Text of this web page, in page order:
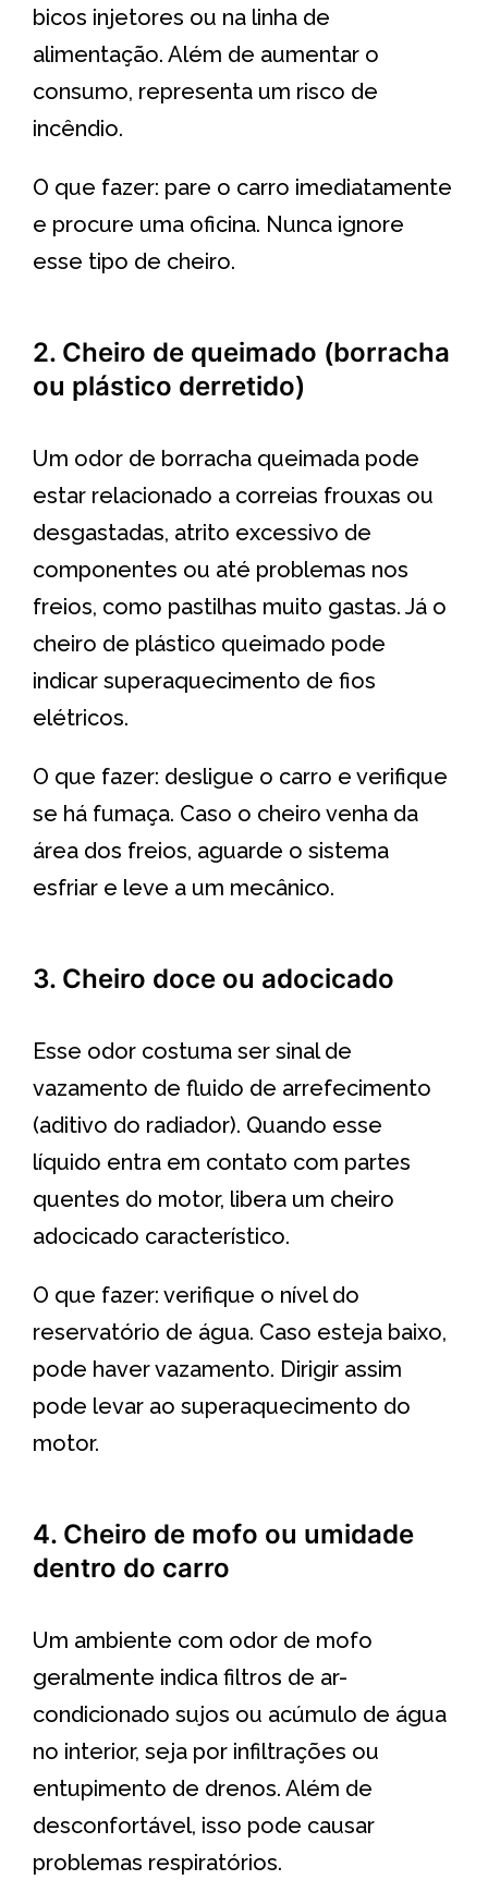
bicos injetores ou na linha de
alimentação. Além de aumentar o
consumo, representa um risco de
incêndio.
O que fazer: pare o carro imediatamente
e procure uma oficina. Nunca ignore
esse tipo de cheiro.
2. Cheiro de queimado (borracha
ou plástico derretido)
Um odor de borracha queimada pode
estar relacionado a correias frouxas ou
desgastadas, atrito excessivo de
componentes ou até problemas nos
freios, como pastilhas muito gastas. Já o
cheiro de plástico queimado pode
indicar superaquecimento de fios
elétricos.
O que fazer: desligue o carro e verifique
se há fumaça. Caso o cheiro venha da
área dos freios, aguarde o sistema
esfriar e leve a um mecânico.
3. Cheiro doce ou adocicado
Esse odor costuma ser sinal de
vazamento de fluido de arrefecimento
(aditivo do radiador). Quando esse
líquido entra em contato com partes
quentes do motor, libera um cheiro
adocicado característico.
O que fazer: verifique o nível do
reservatório de água. Caso esteja baixo,
pode haver vazamento. Dirigir assim
pode levar ao superaquecimento do
motor.
4. Cheiro de mofo ou umidade
dentro do carro
Um ambiente com odor de mofo
geralmente indica filtros de ar-
condicionado sujos ou acúmulo de água
no interior, seja por infiltrações ou
entupimento de drenos. Além de
desconfortável, isso pode causar
problemas respiratórios.